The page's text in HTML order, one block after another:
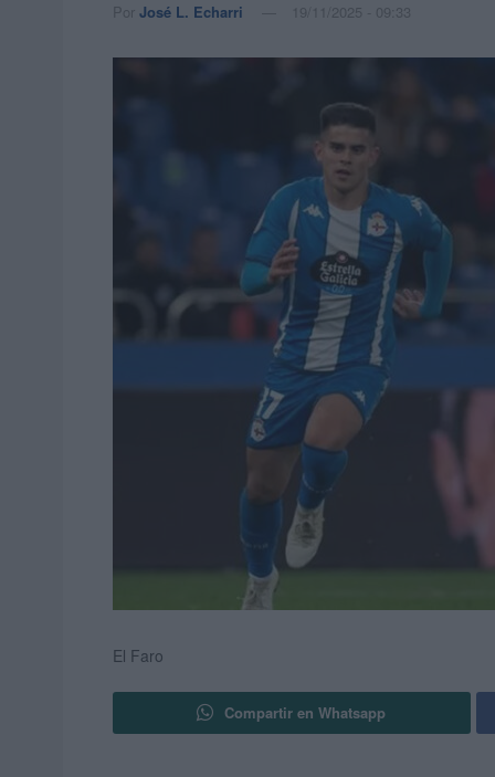
Por José L. Echarri 19/11/2025 - 09:33
El Faro
Compartir en Whatsapp